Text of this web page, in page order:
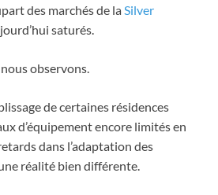
des marchés de la Silver
saturés.
observons.
de certaines résidences
d’équipement encore limités en
dans l’adaptation des
réalité bien différente.